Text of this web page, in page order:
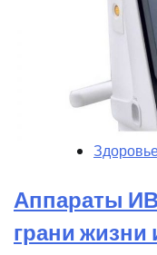
Аппараты
грани жизни